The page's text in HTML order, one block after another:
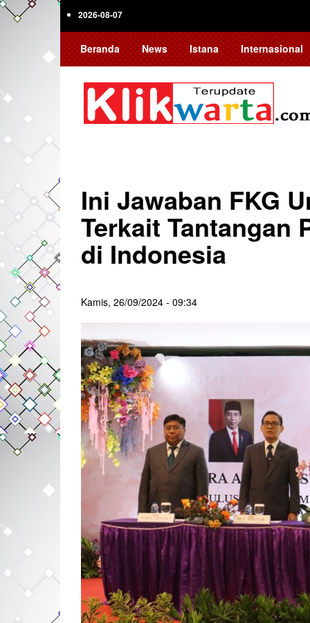
Skip
2026-08-07
Beranda News Istana Internasional
Ini Jawaban FKG
Terkait Tantangan
di Indonesia
Kamis, 26/09/2024 - 09:34